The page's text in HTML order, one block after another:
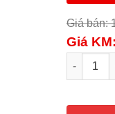
Giá bán:
Giá
Điều hòa